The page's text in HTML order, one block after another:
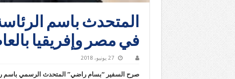
المتحدث باسم
في مصر وإفريقيا
27 يونيو، 2018
صرح السفير “بسام راضي” المتحدث الرسمي باسم